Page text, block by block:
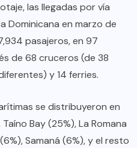
las llegadas por vía
Dominicana en marzo de
pasajeros, en 97
de 68 cruceros (de 38
y 14 ferries.
se distribuyeron en
Bay (25%), La Romana
Samaná (6%), y el resto